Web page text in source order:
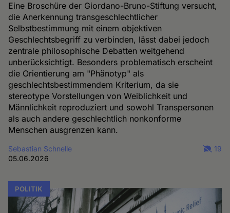
Eine Broschüre der Giordano-Bruno-Stiftung versucht,
die Anerkennung transgeschlechtlicher
Selbstbestimmung mit einem objektiven
Geschlechtsbegriff zu verbinden, lässt dabei jedoch
zentrale philosophische Debatten weitgehend
unberücksichtigt. Besonders problematisch erscheint
die Orientierung am "Phänotyp" als
geschlechtsbestimmendem Kriterium, da sie
stereotype Vorstellungen von Weiblichkeit und
Männlichkeit reproduziert und sowohl Transpersonen
als auch andere geschlechtlich nonkonforme
Menschen ausgrenzen kann.
Sebastian Schnelle
05.06.2026
19
POLITIK